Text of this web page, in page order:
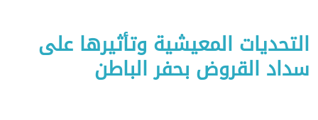
التحديات المعيشية وتأثيرها على
سداد القروض بحفر الباطن